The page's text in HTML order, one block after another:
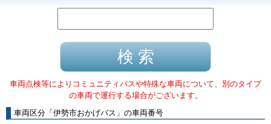
車両点検等によりコミュニティバスや特殊な車両について、別のタイプ
の車両で運行する場合がございます。
車両区分 「 伊勢市おかげバス 」 の車両番号